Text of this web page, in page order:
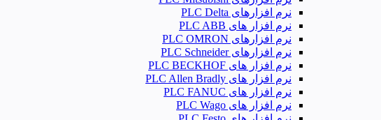
نرم‌ افزارهای PLC Delta
نرم افزار های PLC ABB
نرم افزارهای PLC OMRON
نرم افزارهای PLC Schneider
نرم افزار های PLC BECKHOF
نرم افزار های PLC Allen Bradly
نرم افزار های PLC FANUC
نرم افزار های PLC Wago